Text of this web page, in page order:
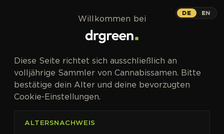
DE EN
Willkommen bei
Diese Seite richtet sich ausschließlich an
volljährige Sammler von Cannabissamen. Bitte
bestätige dein Alter und deine bevorzugten
Cookie-Einstellungen.
ALTERSNACHWEIS